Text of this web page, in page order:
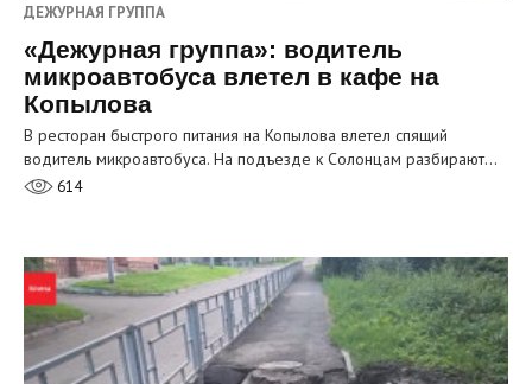
ДЕЖУРНАЯ ГРУППА
«Дежурная группа»: водитель
микроавтобуса влетел в кафе на
Копылова
В ресторан быстрого питания на Копылова влетел спящий
водитель микроавтобуса. На подъезде к Солонцам разбирают…
614